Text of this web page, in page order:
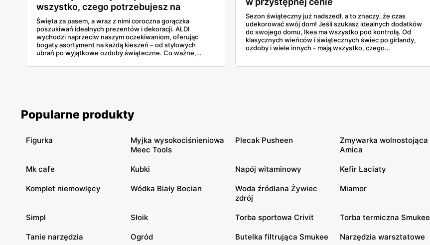
wszystko, czego potrzebujesz na
Gwiazdkę!
Święta za pasem, a wraz z nimi coroczna gorączka
poszukiwań idealnych prezentów i dekoracji. ALDI
wychodzi naprzeciw naszym oczekiwaniom, oferując
bogaty asortyment na każdą kieszeń – od stylowych
ubrań po wyjątkowe ozdoby świąteczne. Co ważne,
Przyjrzyjmy się bliżej, co czeka na półkach tego
Sezon świąteczny już nadszedł, a to znaczy, że czas
udekorować swój dom! Jeśli szukasz idealnych dodatków
do swojego domu, Ikea ma wszystko pod kontrolą. Od
klasycznych wieńców i świątecznych świec po girlandy,
ozdoby i wiele innych - mają wszystko, czego
Popularne produkty
Figurka
Myjka wysokociśnieniowa
Meec Tools
Plecak Pusheen
Zmywarka wolnostojąca
Amica
Mk cafe Kubki Napój witaminowy Kefir Łaciaty
Komplet niemowlęcy Wódka Biały Bocian
Woda źródlana Żywiec
zdrój
Miamor
Simpl Słoik Torba sportowa Crivit Torba termiczna Smukee
Tanie narzędzia Ogród Butelka filtrująca Smukee Narzędzia warsztatowe